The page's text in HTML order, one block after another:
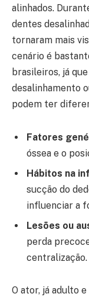
alinhados.
dentes
tornaram mais
cenário é
brasileiros, já
desalinhamento
podem ter
Fatores
óssea e o
Hábitos na
sucção do
influenciar a
Lesões ou
perda
centralização.
O ator, já adulto